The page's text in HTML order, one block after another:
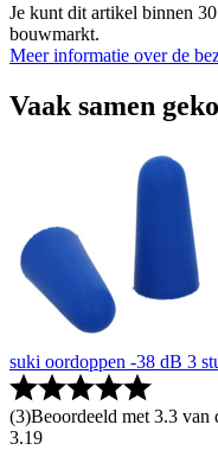
Je kunt dit artikel binnen
bouwmarkt.
Meer informatie over de
Vaak samen
suki oordoppen -38 dB 3
(3)Beoordeeld met 3.3 van
3.19